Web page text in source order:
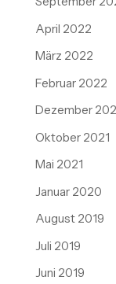
April 2022
März 2022
Februar 2022
Dezember
Oktober 2021
Mai 2021
Januar 2020
August 2019
Juli 2019
Juni 2019